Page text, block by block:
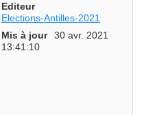
Editeur
Elections-Antilles-2021
Mis à jour
30 avr. 2021
13:41:10